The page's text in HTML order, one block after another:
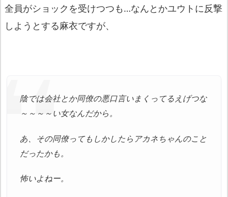
全員がショックを受けつつも…なんとかユウトに反撃
しようとする麻衣ですが、
陰では会社とか同僚の悪口言いまくってるえげつな
～～～～い女なんだから。
あ、その同僚ってもしかしたらアカネちゃんのこと
だったかも。
怖いよねー。